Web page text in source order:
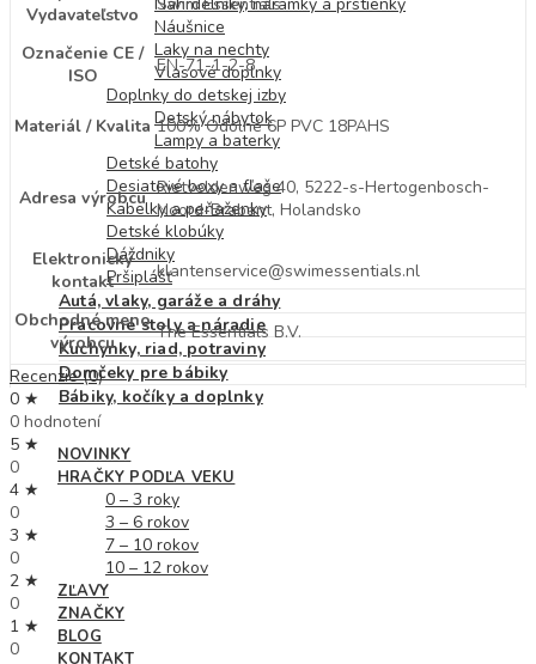
Náušnice
Laky na nechty
Vlasové doplnky
Doplnky do detskej izby
Detský nábytok
Lampy a baterky
Detské batohy
Desiatové boxy a fľaše
Kabelky a peňaženky
Detské klobúky
Dáždniky
Pršiplášť
Autá, vlaky, garáže a dráhy
Pracovné stoly a náradie
Kuchynky, riad, potraviny
Domčeky pre bábiky
Bábiky, kočíky a doplnky
NOVINKY
HRAČKY PODĽA VEKU
0 – 3 roky
3 – 6 rokov
7 – 10 rokov
10 – 12 rokov
ZĽAVY
ZNAČKY
BLOG
KONTAKT
Vydavateľstvo
Označenie CE /
ISO
EN-71-1-2-8
Materiál / Kvalita 100% Odolné 6P PVC 18PAHS
Adresa výrobcu Rietveldenweg 40, 5222-s-Hertogenbosch-
Noord-Brabant, Holandsko
Elektronický
kontakt
klantenservice@swimessentials.nl
Obchodné meno
výrobcu
The Essentials B.V.
Recenzie (0)
0 ★
0 hodnotení
5 ★
0
4 ★
0
3 ★
0
2 ★
0
1 ★
0